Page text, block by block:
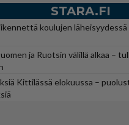
STARA.FI
koulujen
ja Ruotsin välillä alkaa –
Kittilässä elokuussa –